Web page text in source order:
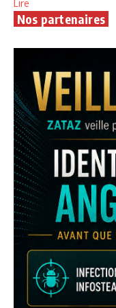
Lire
Nos partenaires